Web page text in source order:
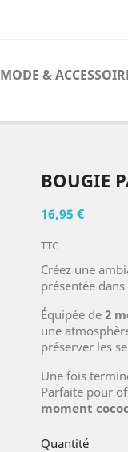
MODE &
BOUGIE
16,95 €
TTC
Créez une
présentée
Équipée de 2
une
préserver les
Une fois
Parfaite pour
moment
Quantité